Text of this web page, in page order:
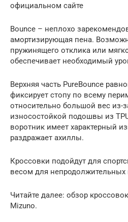
официальном сайте
Bounce – неплохо
амортизирующая пена.
пружинящего отклика или
обеспечивает необходимый
Верхняя часть PureBounce
фиксирует стопу по всему
относительно большой вес из-
износостойкой подошвы из
воротник имеет характерный
раздражает ахиллы.
Кроссовки подойдут для
весом для непродолжительных
Читайте далее: обзор
Mizuno.